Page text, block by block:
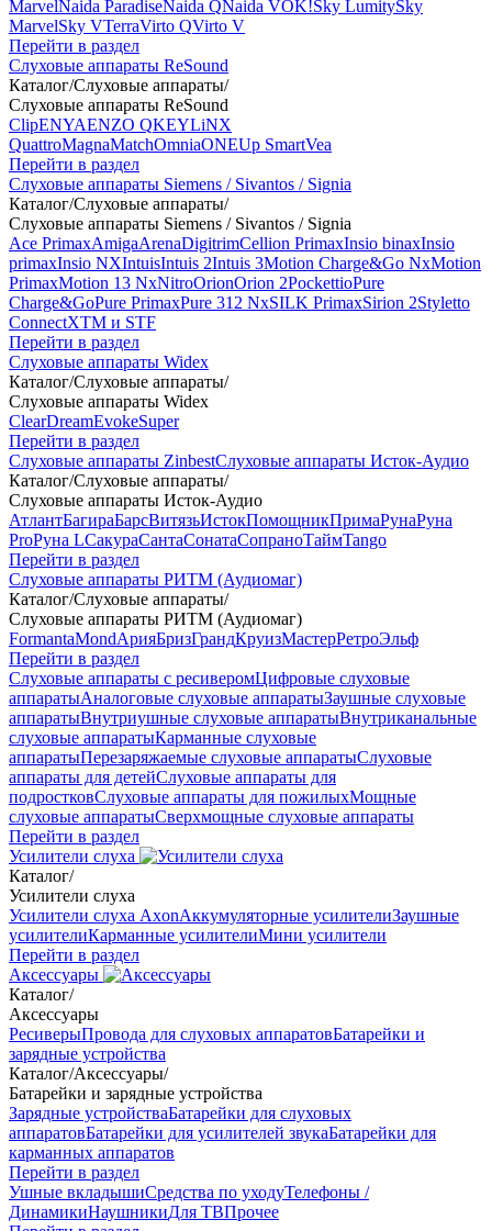
MarvelNaida ParadiseNaida QNaida VOK!Sky LumitySky
MarvelSky VTerraVirto QVirto V
Перейти в раздел
Слуховые аппараты ReSound
Каталог/Слуховые аппараты/
Слуховые аппараты ReSound
ClipENYAENZO QKEYLiNX
QuattroMagnaMatchOmniaONEUp SmartVea
Перейти в раздел
Слуховые аппараты Siemens / Sivantos / Signia
Каталог/Слуховые аппараты/
Слуховые аппараты Siemens / Sivantos / Signia
Ace PrimaxAmigaArenaDigitrimCellion PrimaxInsio binaxInsio
primaxInsio NXIntuisIntuis 2Intuis 3Motion Charge&Go NxMotion
PrimaxMotion 13 NxNitroOrionOrion 2PockettioPure
Charge&GoPure PrimaxPure 312 NxSILK PrimaxSirion 2Styletto
ConnectXTM и STF
Перейти в раздел
Слуховые аппараты Widex
Каталог/Слуховые аппараты/
Слуховые аппараты Widex
ClearDreamEvokeSuper
Перейти в раздел
Слуховые аппараты ZinbestСлуховые аппараты Исток-Аудио
Каталог/Слуховые аппараты/
Слуховые аппараты Исток-Аудио
АтлантБагираБарсВитязьИстокПомощникПримаРунаРуна
ProРуна LСакураСантаСонатаСопраноТаймTango
Перейти в раздел
Слуховые аппараты РИТМ (Аудиомаг)
Каталог/Слуховые аппараты/
Слуховые аппараты РИТМ (Аудиомаг)
FormantaMondАрияБризГрандКруизМастерРетроЭльф
Перейти в раздел
Слуховые аппараты с ресиверомЦифровые слуховые
аппаратыАналоговые слуховые аппаратыЗаушные слуховые
аппаратыВнутриушные слуховые аппаратыВнутриканальные
слуховые аппаратыКарманные слуховые
аппаратыПерезаряжаемые слуховые аппаратыСлуховые
аппараты для детейСлуховые аппараты для
подростковСлуховые аппараты для пожилыхМощные
слуховые аппаратыСверхмощные слуховые аппараты
Перейти в раздел
Усилители слуха
Каталог/
Усилители слуха
Усилители слуха AxonАккумуляторные усилителиЗаушные
усилителиКарманные усилителиМини усилители
Перейти в раздел
Аксессуары
Каталог/
Аксессуары
РесиверыПровода для слуховых аппаратовБатарейки и
зарядные устройства
Каталог/Аксессуары/
Батарейки и зарядные устройства
Зарядные устройстваБатарейки для слуховых
аппаратовБатарейки для усилителей звукаБатарейки для
карманных аппаратов
Перейти в раздел
Ушные вкладышиСредства по уходуТелефоны /
ДинамикиНаушникиДля ТВПрочее